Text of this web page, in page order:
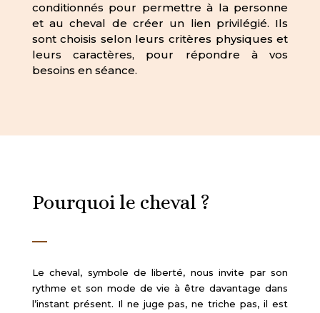
conditionnés pour permettre à la personne
et au cheval de créer un lien privilégié. Ils
sont choisis selon leurs critères physiques et
leurs caractères, pour répondre à vos
besoins en séance.
Pourquoi le cheval ?
Le cheval, symbole de liberté, nous invite par son
rythme et son mode de vie à être davantage dans
l’instant présent. Il ne juge pas, ne triche pas, il est